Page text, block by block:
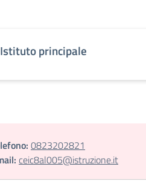
Istituto principale
0823202821
ceic8al005@istruzione.it